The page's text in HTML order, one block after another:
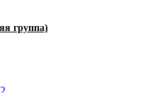
группа)